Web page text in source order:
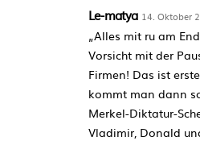
Le-matya 14. Oktober
„Alles mit ru am
Vorsicht mit der
Firmen! Das ist
kommt man dann
Merkel-Diktatur-
Vladimir, Donald